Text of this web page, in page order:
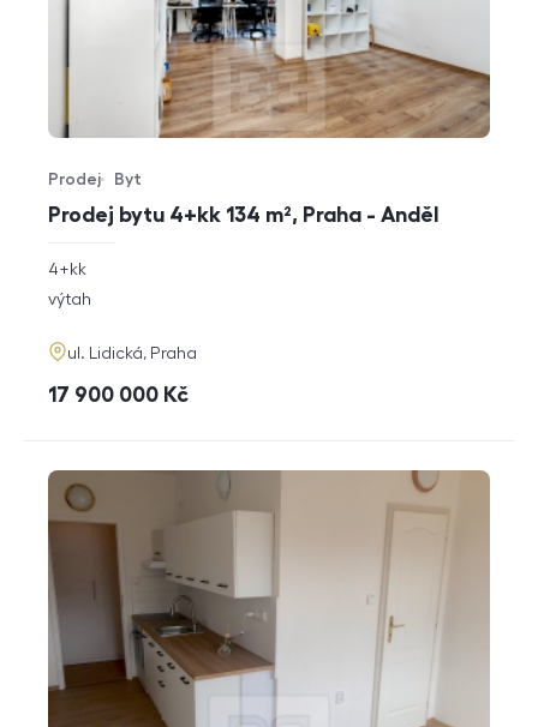
Prodej bytu 4+kk 134 m², Praha - Anděl
Typ nabídky
Prodej
Typ nemovitosti
Byt
rozměry
dispozice
4+kk
funkce
výtah
adresa
ul. Lidická, Praha
cena
17 900 000 Kč